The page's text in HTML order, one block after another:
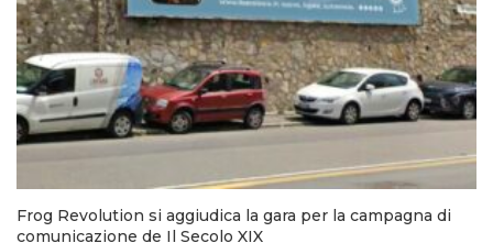
Frog Revolution si aggiudica la gara per la campagna di
comunicazione de Il Secolo XIX